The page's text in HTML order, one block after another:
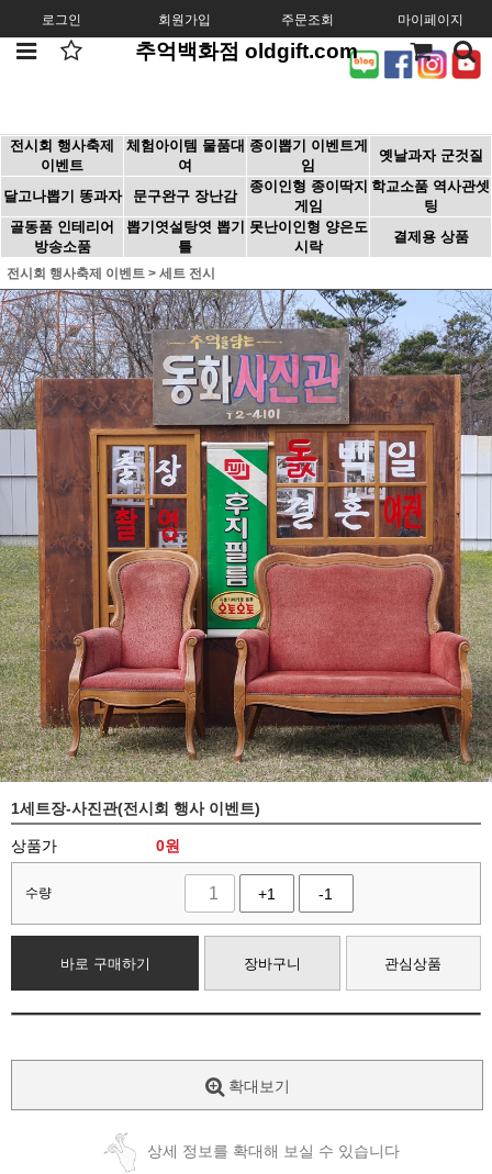
로그인 회원가입 주문조회 마이페이지
추억백화점 oldgift.com
전시회 행사축제
이벤트
체험아이템 물품대
여
종이뽑기 이벤트게
임
옛날과자 군것질
달고나뽑기 똥과자 문구완구 장난감
종이인형 종이딱지
게임
학교소품 역사관셋
팅
골동품 인테리어
방송소품
뽑기엿설탕엿 뽑기
틀
못난이인형 양은도
시락
결제용 상품
전시회 행사축제 이벤트 > 세트 전시
1세트장-사진관(전시회 행사 이벤트)
상품가 0원
수량 +1 -1
바로 구매하기 장바구니 관심상품
확대보기
상세 정보를 확대해 보실 수 있습니다